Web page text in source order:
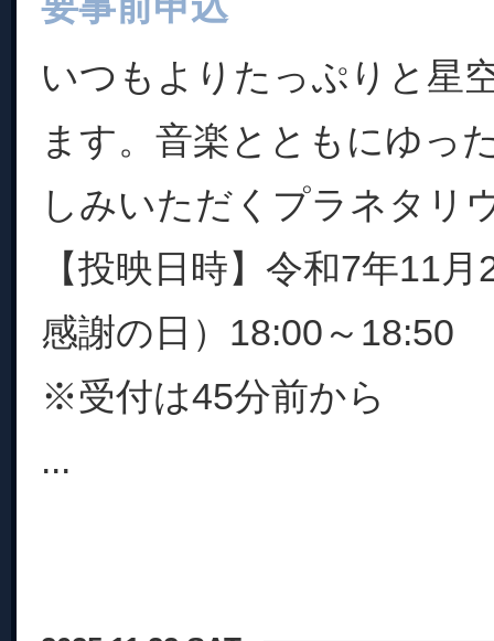
いつもよりたっぷりと星
ます。音楽とともにゆっ
しみいただくプラネタリ
【投映日時】令和7年11
感謝の日）18:00～18:50
※受付は45分前から
...